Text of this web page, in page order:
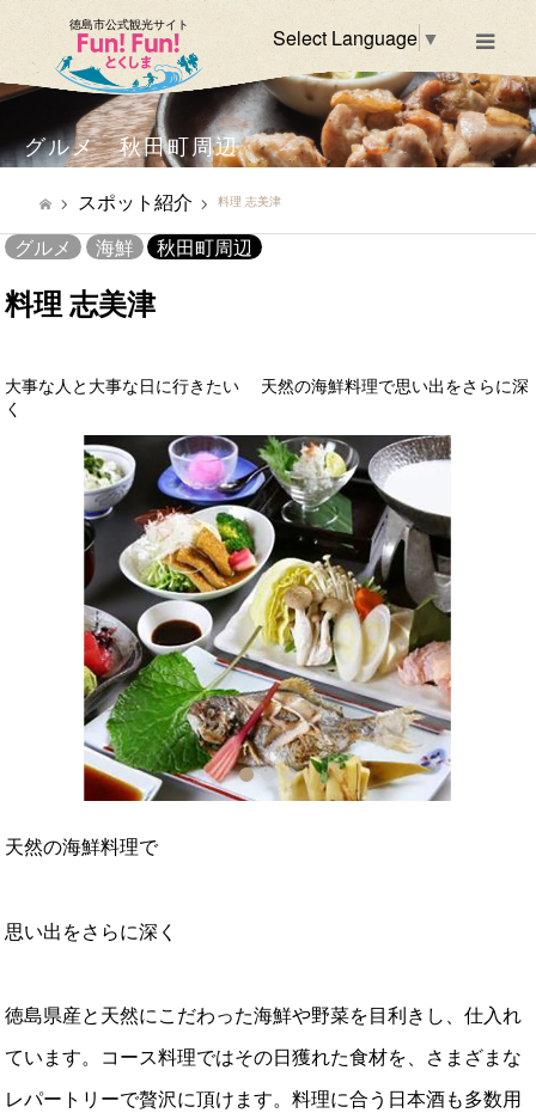
徳島市公式観光サイト Select Language ▼
グルメ 秋田町周辺
スポット紹介 料理 志美津
グルメ 海鮮 秋田町周辺
料理 志美津
大事な人と大事な日に行きたい 天然の海鮮料理で思い出をさらに深
く
天然の海鮮料理で
思い出をさらに深く
徳島県産と天然にこだわった海鮮や野菜を目利きし、仕入れ
ています。コース料理ではその日獲れた食材を、さまざまな
レパートリーで贅沢に頂けます。料理に合う日本酒も多数用